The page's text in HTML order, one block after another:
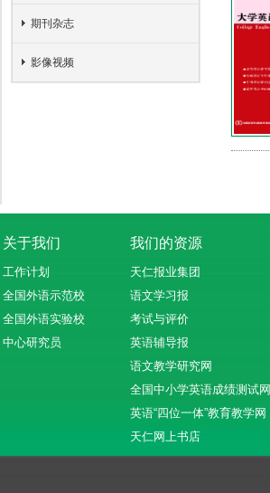
期刊杂志
影像视频
关于我们 我们的资源
工作计划
全国外语示范校
全国外语实验校
中心研究员
天仁报业集团
语文学习报
考试与评价
英语辅导报
语文教学研究网
全国中小学英语成绩测试网
英语“四位一体”教育教学网
天仁网上书店